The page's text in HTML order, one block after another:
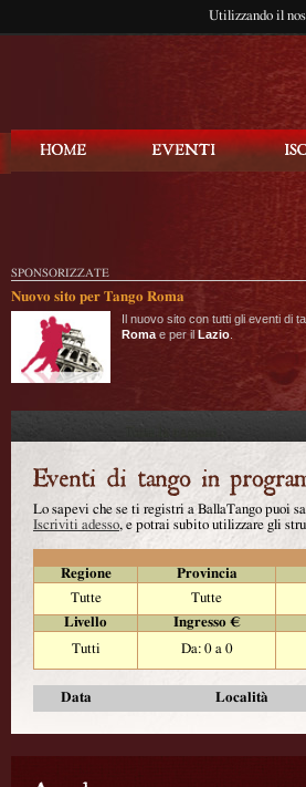
Utilizzando il
SPONSORIZZATE
Nuovo sito per Tango Roma
Il nuovo sito con tutti gli eventi di
Roma e per il Lazio
Lo sapevi che se ti registri a BallaTango puoi
Iscriviti adesso, e potrai subito utilizzare gli
Regione
Provincia
Tutte
Tutte
Livello
Ingresso €
Tutti
Da: 0 a 0
Data Località